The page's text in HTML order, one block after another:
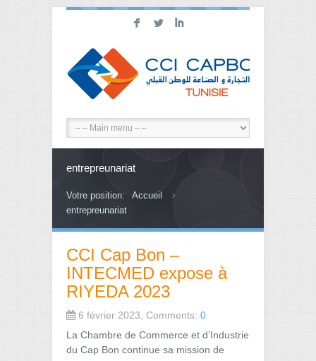
F L I
entrepreunariat
Votre position:
Accueil
entrepreunariat
CCI Cap Bon –
INTECMED expose à
RIYEDA 2023
6 février 2023, Comments: 0
La Chambre de Commerce et d’Industrie
du Cap Bon continue sa mission de